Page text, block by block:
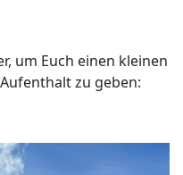
um Euch einen kleinen
zu geben: